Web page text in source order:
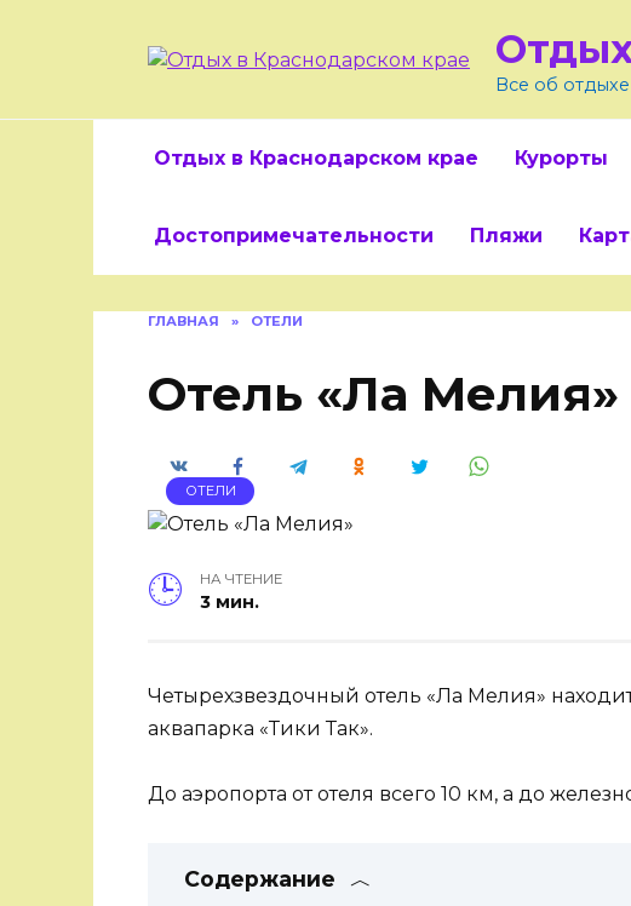
Все об
Отдых в Краснодарском крае Курорты
Достопримечательности Пляжи
ГЛАВНАЯ » ОТЕЛИ
Отель «Ла Мелия»
ОТЕЛИ
НА ЧТЕНИЕ
3 мин.
Четырехзвездочный отель «Ла Мелия»
аквапарка «Тики Так».
До аэропорта от отеля всего 10 км, а до
Содержание